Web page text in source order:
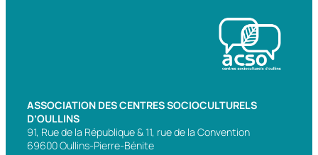
ASSOCIATION DES CENTRES SOCIOCULTURELS
D’OULLINS
91, Rue de la République & 11, rue de la Convention
69600 Oullins-Pierre-Bénite